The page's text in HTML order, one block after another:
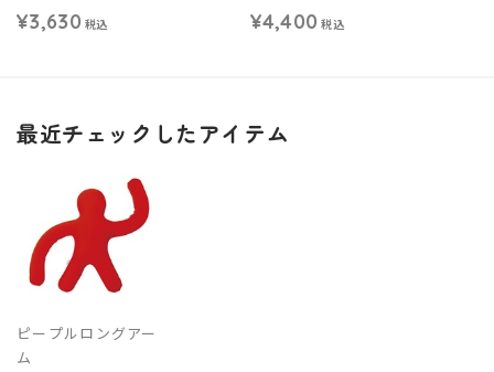
¥3,630 税込 ¥4,400 税込
最近チェックしたアイテム
ピープルロングアー
ム